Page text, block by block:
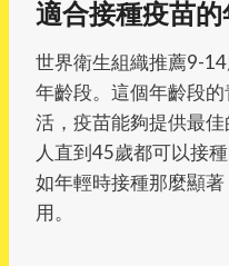
適合接種疫苗
世界衛生組織推薦9-
年齡段。這個年齡段
活，疫苗能夠提供最
人直到45歲都可以接
如年輕時接種那麼顯
用。